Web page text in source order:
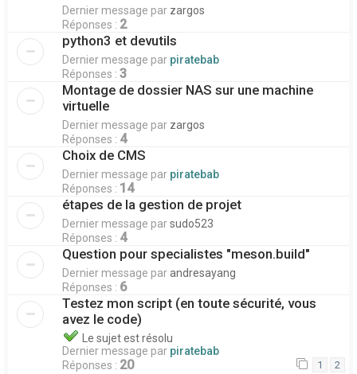
Dernier message par zargos
Réponses : 2
python3 et devutils
Dernier message par piratebab
Réponses : 3
Montage de dossier NAS sur une machine
virtuelle
Dernier message par zargos
Réponses : 4
Choix de CMS
Dernier message par piratebab
Réponses : 14
étapes de la gestion de projet
Dernier message parsudo523
Réponses : 4
Question pour specialistes "meson.build"
Dernier message parandresayang
Réponses : 6
Testez mon script (en toute sécurité, vous
avez le code)
Le sujet est résolu
Dernier message par piratebab
Réponses : 20 1 2